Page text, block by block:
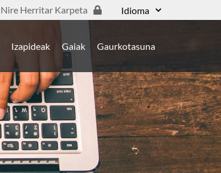
Nire Herritar Karpeta Idioma
Izapideak Gaiak Gaurkotasuna